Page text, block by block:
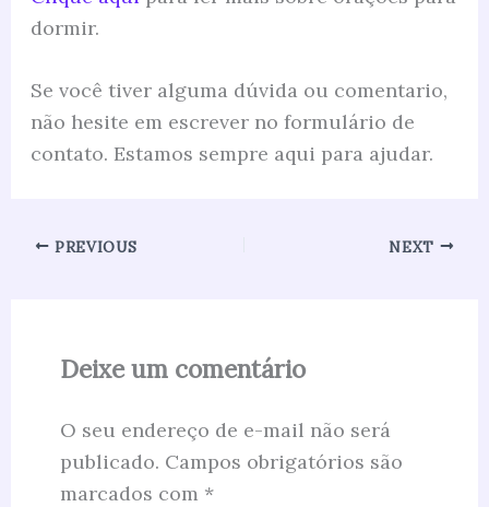
dormir.
Se você tiver alguma dúvida ou comentario,
não hesite em escrever no formulário de
contato. Estamos sempre aqui para ajudar.
PREVIOUS NEXT
Deixe um comentário
O seu endereço de e-mail não será
publicado. Campos obrigatórios são
marcados com *